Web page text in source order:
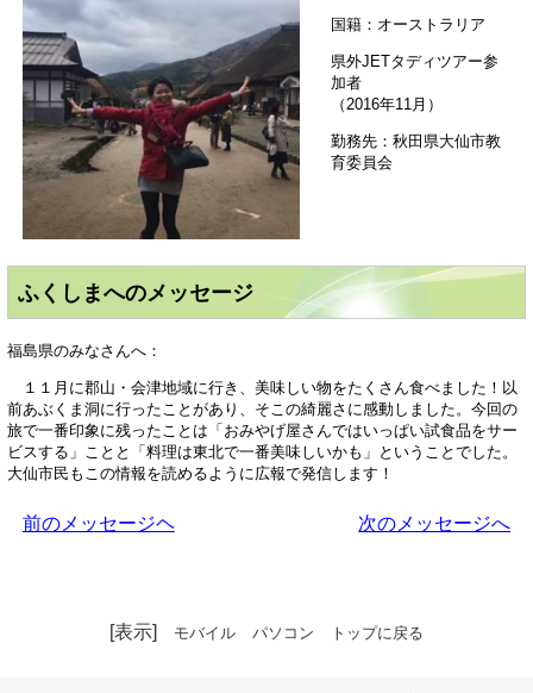
国籍：オーストラリア
県外JETタディツアー参
加者
（2016年11月）
勤務先：秋田県大仙市教
育委員会
ふくしまへのメッセージ
福島県のみなさんへ：
１１月に郡山・会津地域に行き、美味しい物をたくさん食べました！以
前あぶくま洞に行ったことがあり、そこの綺麗さに感動しました。今回の
旅で一番印象に残ったことは「おみやげ屋さんではいっぱい試食品をサー
ビスする」ことと「料理は東北で一番美味しいかも」ということでした。
大仙市民もこの情報を読めるように広報で発信します！
前のメッセージヘ 次のメッセージへ
[表示] モバイル パソコン トップに戻る